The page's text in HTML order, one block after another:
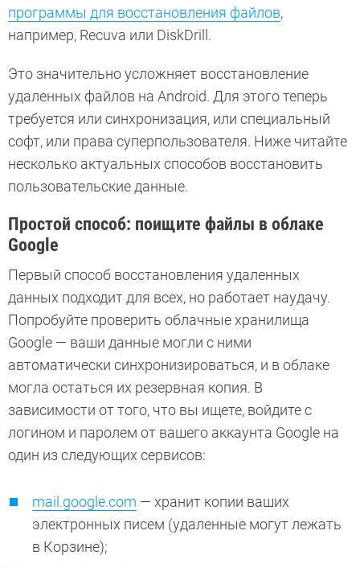
программы для восстановления файлов,
например, Recuva или DiskDrill.
Это значительно усложняет восстановление
удаленных файлов на Android. Для этого теперь
требуется или синхронизация, или специальный
софт, или права суперпользователя. Ниже читайте
несколько актуальных способов восстановить
пользовательские данные.
Простой способ: поищите файлы в облаке
Google
Первый способ восстановления удаленных
данных подходит для всех, но работает наудачу.
Попробуйте проверить облачные хранилища
Google — ваши данные могли с ними
автоматически синхронизироваться, и в облаке
могла остаться их резервная копия. В
зависимости от того, что вы ищете, войдите с
логином и паролем от вашего аккаунта Google на
один из следующих сервисов:
mail.google.com — хранит копии ваших
электронных писем (удаленные могут лежать
в Корзине);